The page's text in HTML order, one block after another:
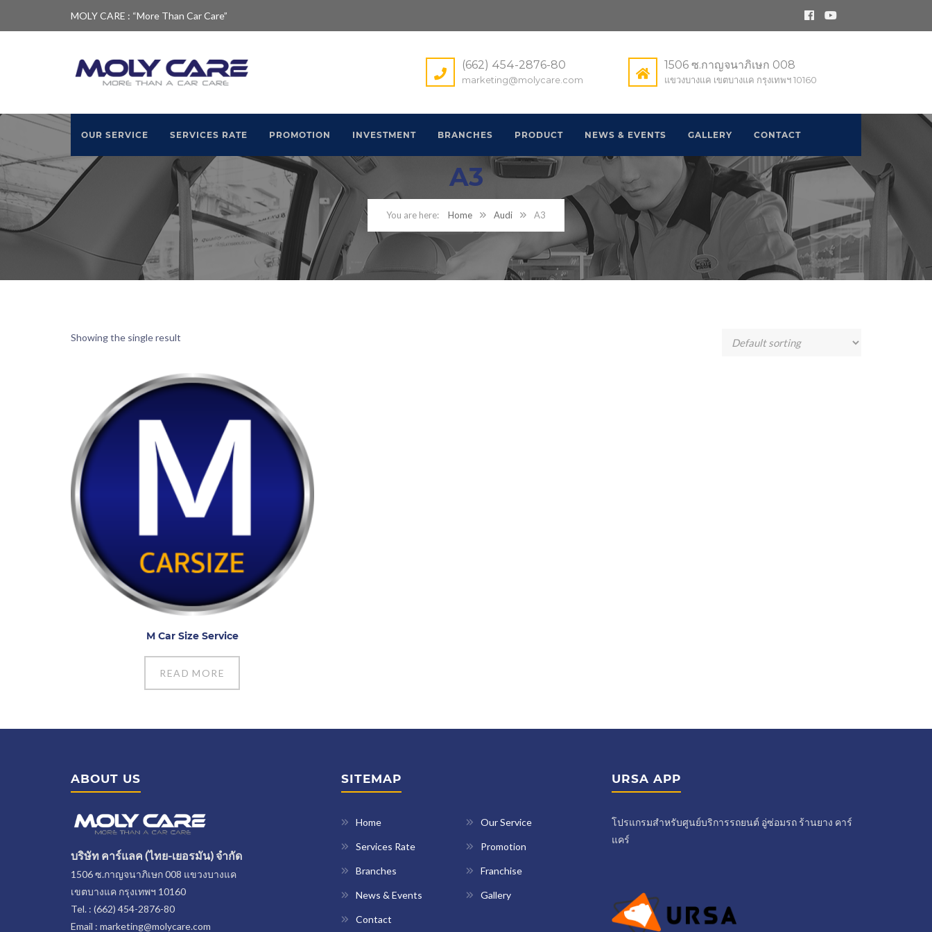
MOLY CARE : “More Than Car Care”
(662) 454-2876-80
marketing@molycare.com
1506 ซ.กาญจนาภิเษก 008
แขวงบางแค เขตบางแค กรุงเทพฯ 10160
OUR SERVICE SERVICES RATE PROMOTION INVESTMENT BRANCHES PRODUCT NEWS & EVENTS GALLERY CONTACT
A3
Home Audi A3
Showing the single result
M Car Size Service
READ MORE
ABOUT US
บริษัท คาร์แลค (ไทย-เยอรมัน) จำกัด
1506 ซ.กาญจนาภิเษก 008 แขวงบางแค
เขตบางแค กรุงเทพฯ 10160
Tel. : (662) 454-2876-80
Email : marketing@molycare.com
SITEMAP
Home Our Service
Services Rate Promotion
Branches Franchise
News & Events Gallery
Contact
URSA APP
โปรแกรมสำหรับศูนย์บริการรถยนต์ อู่ซ่อมรถ ร้านยาง คาร์
แคร์